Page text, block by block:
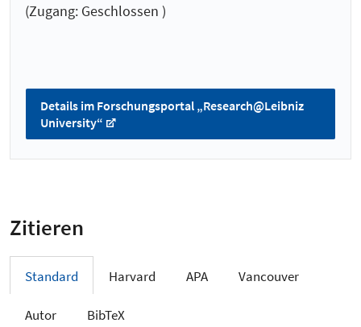
(Zugang: Geschlossen )
Details im Forschungsportal „Research@Leibniz
University“
Zitieren
Standard Harvard APA Vancouver
Autor BibTeX